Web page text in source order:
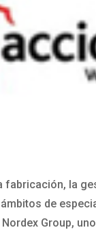
fabricación, la
de
Group,